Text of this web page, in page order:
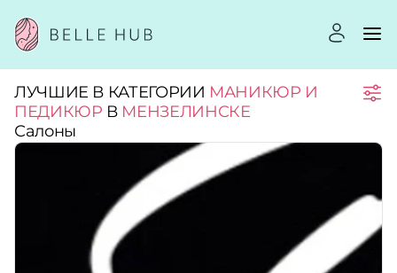
Город:
ЛУЧШИЕ В КАТЕГОРИИ МАНИКЮР И
ПЕДИКЮР В МЕНЗЕЛИНСКЕ
Салоны